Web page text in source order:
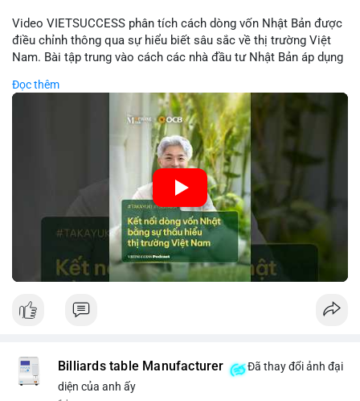
Video VIETSUCCESS phân tích cách dòng vốn Nhật Bản được
điều chỉnh thông qua sự hiểu biết sâu sắc về thị trường Việt
Nam. Bài tập trung vào cách các nhà đầu tư Nhật Bản áp dụng
đầu tư trực tiếp vào doanh nghiệp đến việc giao dịch tài chính.
Kết nối này không chỉ tạo cơ hội tăng trưởng cho Việt Nam mà
còn tạo ra động lực cho thị trường crypto địa phương khi các
nhà đầu tư đa quốc gia tìm kiếm cơ hội đa dạng. Các yếu tố
như chính sách tài chính Việt Nam, xu hướng đầu tư ESG, và
ổn định thị trường sẽ ảnh hưởng trực tiếp đến lưu lượng vốn
nhập khẩu từ Nhật Bản. Bài cũng nhấn mạnh vai trò của thông
tin thị trường chính xác trong việc giảm rủi ro khi kết nối các
thị trường khác nhau.
🎥 Xem video trực tiếp tại:
Đọc thêm
Billiards table Manufacturer
Đã thay đổi ảnh đại
diện của anh ấy